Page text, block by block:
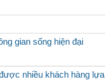
gian sống hiện đại
nhiều khách hàng